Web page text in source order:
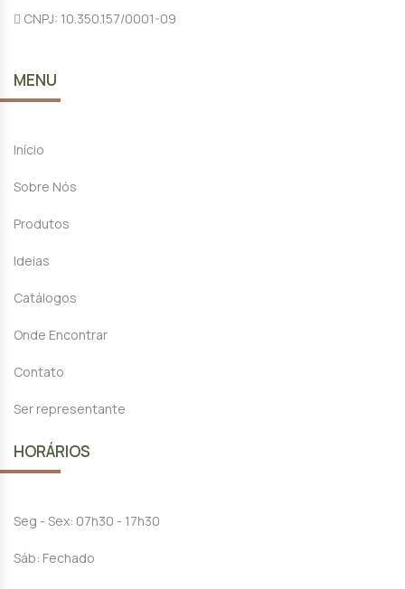
CNPJ: 10.350.157/0001-09
MENU
Início
Sobre Nós
Produtos
Ideias
Catálogos
Onde Encontrar
Contato
Ser representante
HORÁRIOS
Seg - Sex: 07h30 - 17h30
Sáb: Fechado